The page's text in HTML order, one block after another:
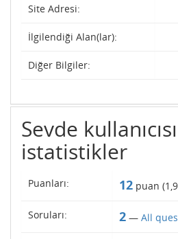
Site Adresi:
İlgilendiği Alan(lar):
Diğer Bilgiler:
Sevde
istatistikler
Puanları: 12 puan (
Soruları: 2 — All